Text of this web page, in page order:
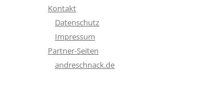
Kontakt
Datenschutz
Impressum
Partner-Seiten
andreschnack.de